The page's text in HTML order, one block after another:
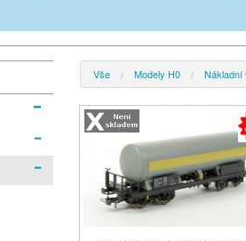
Vše Modely H0 Nákladní